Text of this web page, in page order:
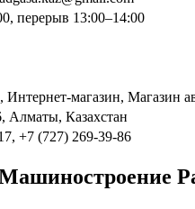
перерыв 13:00–14:00
Интернет-магазин, Магазин
Алматы, Казахстан
+7 (727) 269-39-86